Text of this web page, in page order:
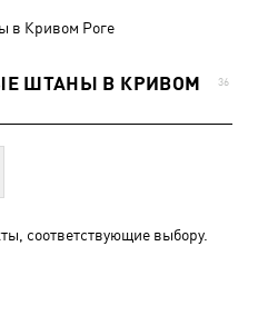
в Кривом Роге
ШТАНЫ В КРИВОМ
36
соответствующие выбору.